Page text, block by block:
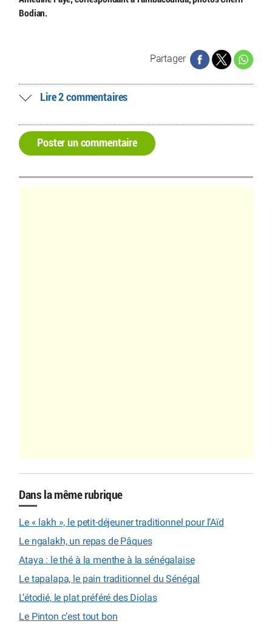
Bodian.
Partager
Lire 2 commentaires
Poster un commentaire
Dans la même rubrique
Le « lakh », le petit-déjeuner traditionnel pour l’Aïd
Le ngalakh, un repas de Pâques
Ataya : le thé à la menthe à la sénégalaise
Le tapalapa, le pain traditionnel du Sénégal
L’étodié, le plat préféré des Diolas
Le Pinton c’est tout bon